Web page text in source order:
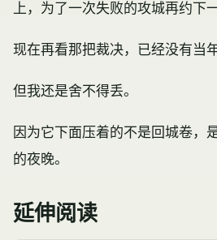
上，为了一次失败的攻城再约下一
现在再看那把裁决，已经没有当
但我还是舍不得丢。
因为它下面压着的不是回城卷，
的夜晚。
延伸阅读